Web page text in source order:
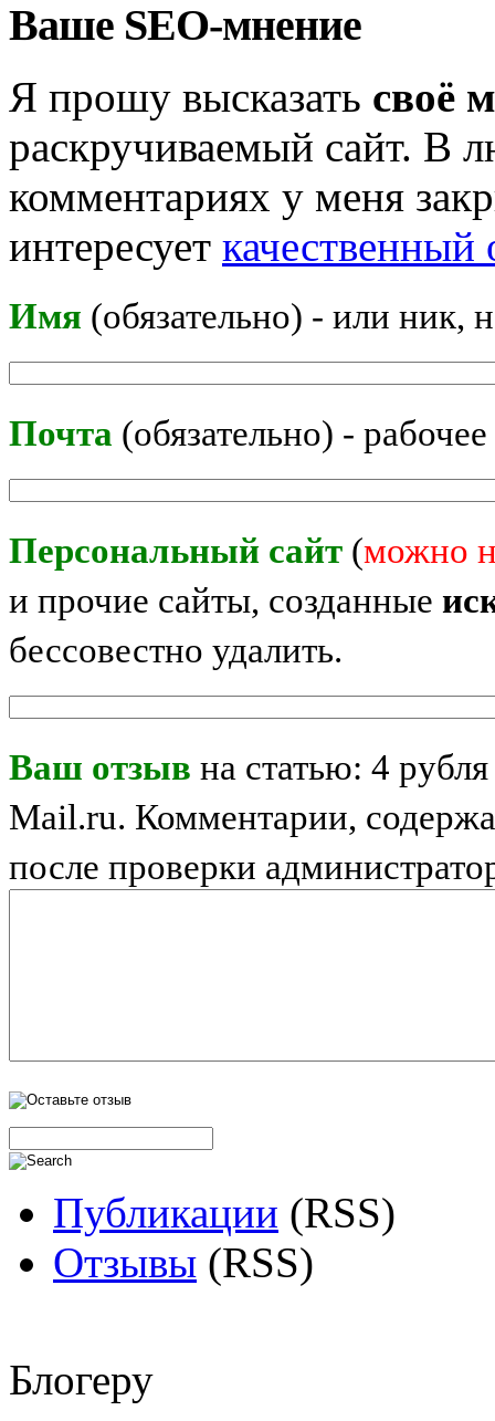
Ваше SEO-мнение
Я прошу высказать своё
раскручиваемый сайт. В
комментариях у меня
интересует
Имя (обязательно) - или ник,
Почта (обязательно) -
Персональный сайт (можно
и прочие сайты, созданные
бессовестно удалить.
Ваш отзыв на статью: 4
Mail.ru. Комментарии,
после проверки
Публикации (RSS)
Отзывы (RSS)
Блогеру